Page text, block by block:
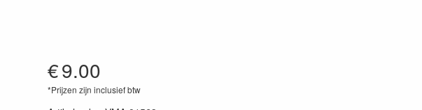
€9.00
*Prijzen zijn inclusief btw